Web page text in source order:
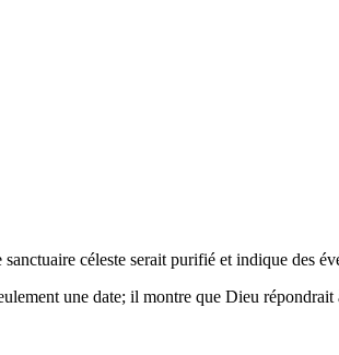
céleste serait purifié et indique des
une date; il montre que Dieu